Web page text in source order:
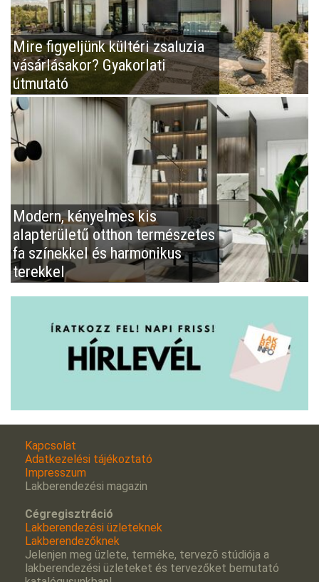
Mire figyeljünk kültéri zsaluzia
vásárlásakor? Gyakorlati
útmutató
Modern, kényelmes kis
alapterületű otthon természetes
fa színekkel és harmonikus
terekkel
Kapcsolat
Adatkezelési tájékoztató
Impresszum
Lakberendezési magazin
Cégregisztráció
Lakberendezési üzleteknek
Lakberendezőknek
Jelenjen meg üzlete, terméke, tervezõ stúdiója a
lakberendezési üzleteket és tervezőket bemutató